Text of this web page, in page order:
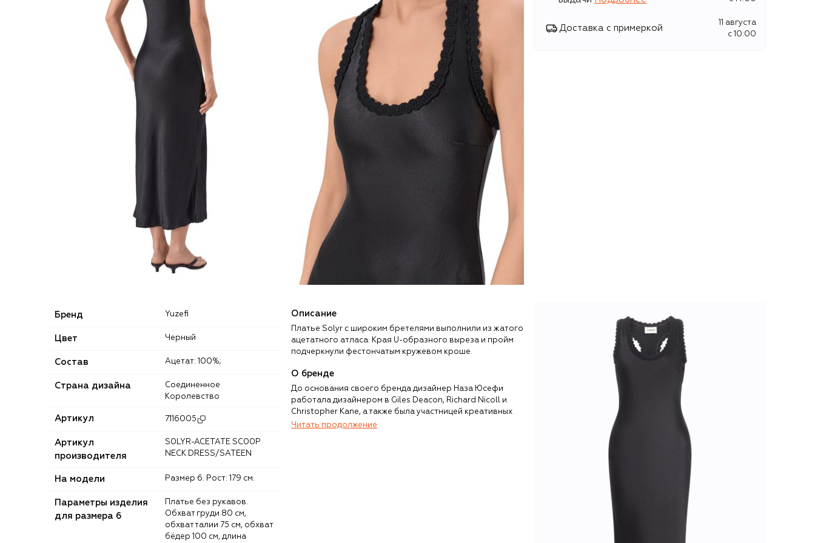
Доставка с примеркой
11 августа
c 10:00
Бренд Yuzefi
Цвет Черный
Состав Ацетат: 100%;
Страна дизайна
Соединенное
Королевство
Артикул 7116005
Артикул
производителя
S0LYR-ACETATE SC00P
NECK DRESS/SATEEN
На модели Размер 6. Рост: 179 см.
Параметры изделия
для размера 6
Обхват груди 80 см,
обхват талии 75 см, обхват
бёдер 100 см, длина
Описание
Платье Solyr с широким бретелями выполнили из жатого
ацетатного атласа. Края U-образного выреза и пройм
подчеркнули фестончатым кружевом кроше.
О бренде
До основания своего бренда дизайнер Наза Юсефи
работала дизайнером в Giles Deacon, Richard Nicoll и
Christopher Kane, а также была участницей креативных
команд Эди Слимана и Стивена Кляйна, для которых
Читать продолжение